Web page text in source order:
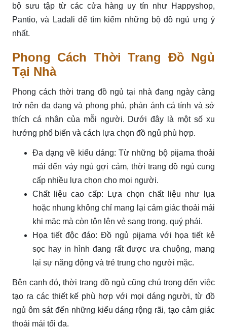
bộ sưu tập từ các cửa hàng uy tín như Happyshop,
Pantio, và Ladali để tìm kiếm những bộ đồ ngủ ưng ý
nhất.
Phong Cách Thời Trang Đồ Ngủ
Tại Nhà
Phong cách thời trang đồ ngủ tại nhà đang ngày càng
trở nên đa dạng và phong phú, phản ánh cá tính và sở
thích cá nhân của mỗi người. Dưới đây là một số xu
hướng phổ biến và cách lựa chọn đồ ngủ phù hợp.
Đa dạng về kiểu dáng: Từ những bộ pijama thoải
mái đến váy ngủ gợi cảm, thời trang đồ ngủ cung
cấp nhiều lựa chọn cho mọi người.
Chất liệu cao cấp: Lựa chọn chất liệu như lụa
hoặc nhung không chỉ mang lại cảm giác thoải mái
khi mặc mà còn tôn lên vẻ sang trọng, quý phái.
Họa tiết độc đáo: Đồ ngủ pijama với họa tiết kẻ
sọc hay in hình đang rất được ưa chuộng, mang
lại sự năng động và trẻ trung cho người mặc.
Bên cạnh đó, thời trang đồ ngủ cũng chú trọng đến việc
tạo ra các thiết kế phù hợp với mọi dáng người, từ đồ
ngủ ôm sát đến những kiểu dáng rộng rãi, tạo cảm giác
thoải mái tối đa.